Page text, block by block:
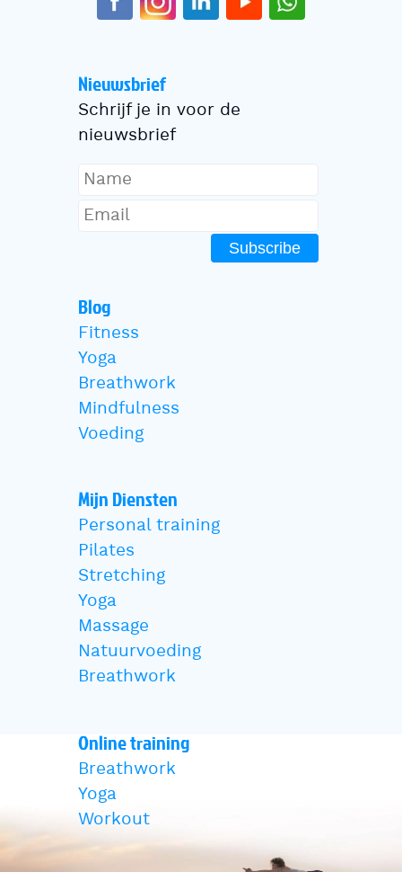
Nieuwsbrief
Schrijf je in voor de
nieuwsbrief
Subscribe
Blog
Fitness
Yoga
Breathwork
Mindfulness
Voeding
Mijn Diensten
Personal training
Pilates
Stretching
Yoga
Massage
Natuurvoeding
Breathwork
Online training
Breathwork
Yoga
Workout